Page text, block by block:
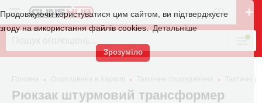
Продовжуючи користуватися цим сайтом, ви підтверджуєте
згоду на використання файлів cookies.
Детальніше
Зрозуміло
Тактичні
Рюкзак штурмовий трансформер